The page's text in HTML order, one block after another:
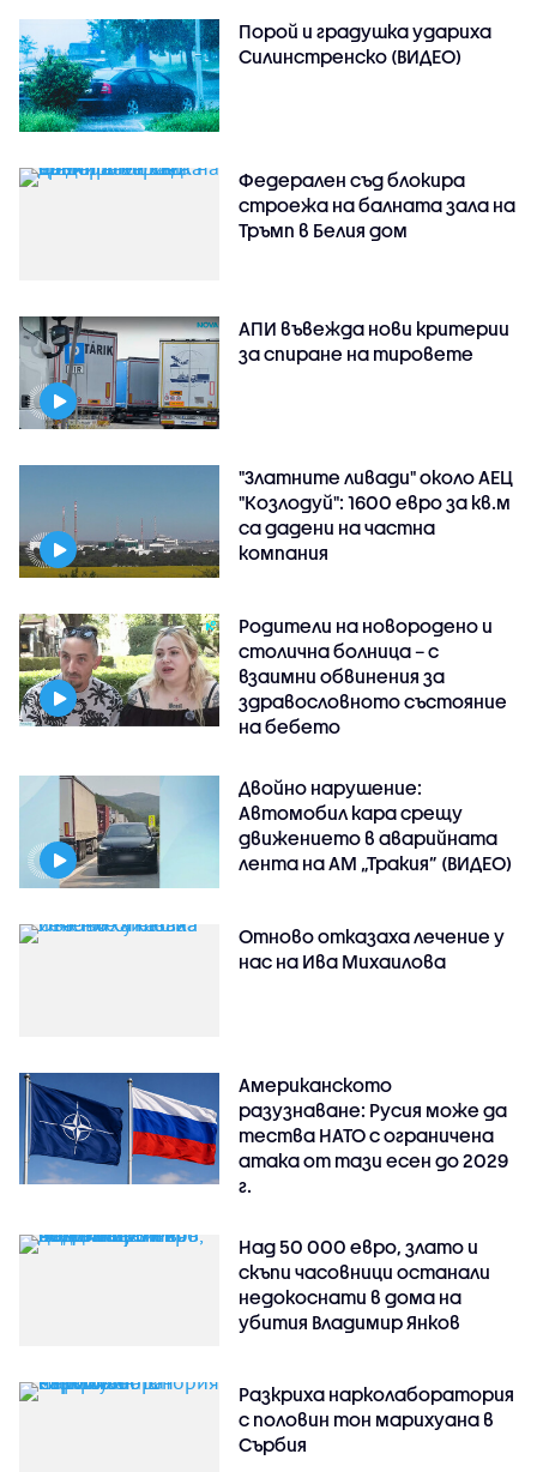
Порой и градушка удариха
Силинстренско (ВИДЕО)
Федерален съд блокира
строежа на балната зала на
Тръмп в Белия дом
АПИ въвежда нови критерии
за спиране на тировете
"Златните ливади" около АЕЦ
"Козлодуй": 1600 евро за кв.м
са дадени на частна
компания
Родители на новородено и
столична болница – с
взаимни обвинения за
здравословното състояние
на бебето
Двойно нарушение:
Автомобил кара срещу
движението в аварийната
лента на АМ „Тракия” (ВИДЕО)
Отново отказаха лечение у
нас на Ива Михаилова
Американското
разузнаване: Русия може да
тества НАТО с ограничена
атака от тази есен до 2029
г.
Над 50 000 евро, злато и
скъпи часовници останали
недокоснати в дома на
убития Владимир Янков
Разкриха нарколаборатория
с половин тон марихуана в
Сърбия